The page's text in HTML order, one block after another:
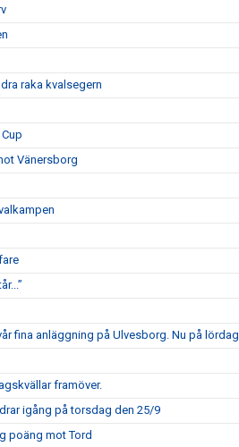
raka kvalsegern
Vänersborg
fina anläggning på Ulvesborg. Nu på
framöver.
igång på torsdag den 25/9
poäng mot Tord